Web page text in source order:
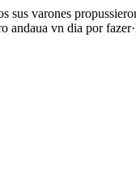
varones
vn dia por